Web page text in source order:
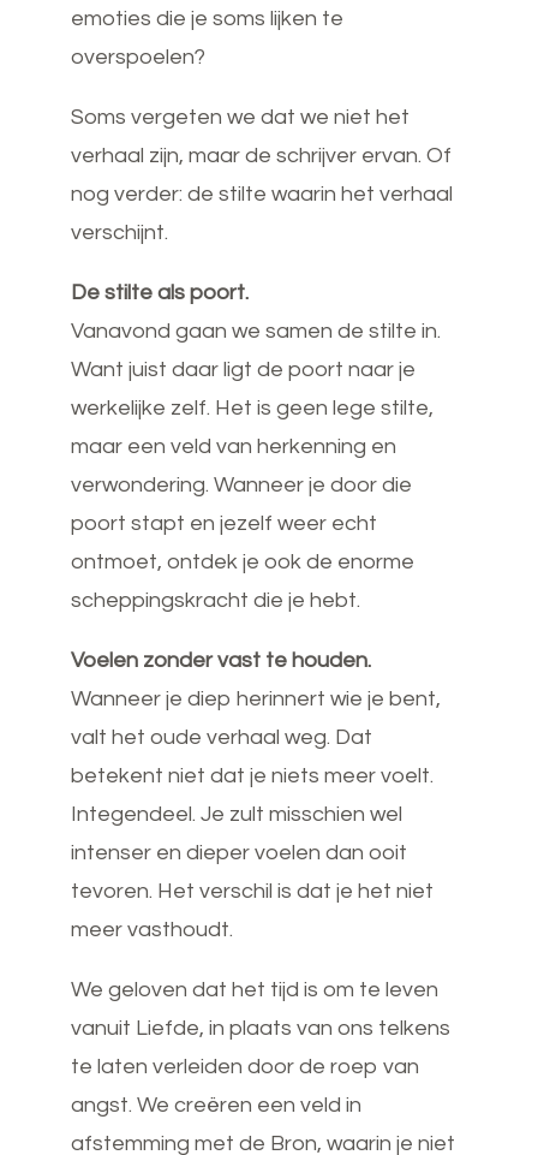
emoties die je soms lijken te
overspoelen?
Soms vergeten we dat we niet het
verhaal zijn, maar de schrijver ervan. Of
nog verder: de stilte waarin het verhaal
verschijnt.
De stilte als poort.
Vanavond gaan we samen de stilte in.
Want juist daar ligt de poort naar je
werkelijke zelf. Het is geen lege stilte,
maar een veld van herkenning en
verwondering. Wanneer je door die
poort stapt en jezelf weer echt
ontmoet, ontdek je ook de enorme
scheppingskracht die je hebt.
Voelen zonder vast te houden.
Wanneer je diep herinnert wie je bent,
valt het oude verhaal weg. Dat
betekent niet dat je niets meer voelt.
Integendeel. Je zult misschien wel
intenser en dieper voelen dan ooit
tevoren. Het verschil is dat je het niet
meer vasthoudt.
We geloven dat het tijd is om te leven
vanuit Liefde, in plaats van ons telkens
te laten verleiden door de roep van
angst. We creëren een veld in
afstemming met de Bron, waarin je niet